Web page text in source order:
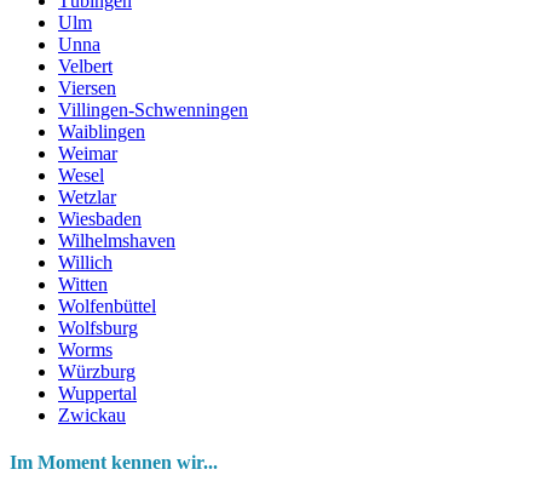
Ulm
Unna
Velbert
Viersen
Villingen-Schwenningen
Waiblingen
Weimar
Wesel
Wetzlar
Wiesbaden
Wilhelmshaven
Willich
Witten
Wolfenbüttel
Wolfsburg
Worms
Würzburg
Wuppertal
Zwickau
Im Moment kennen wir...